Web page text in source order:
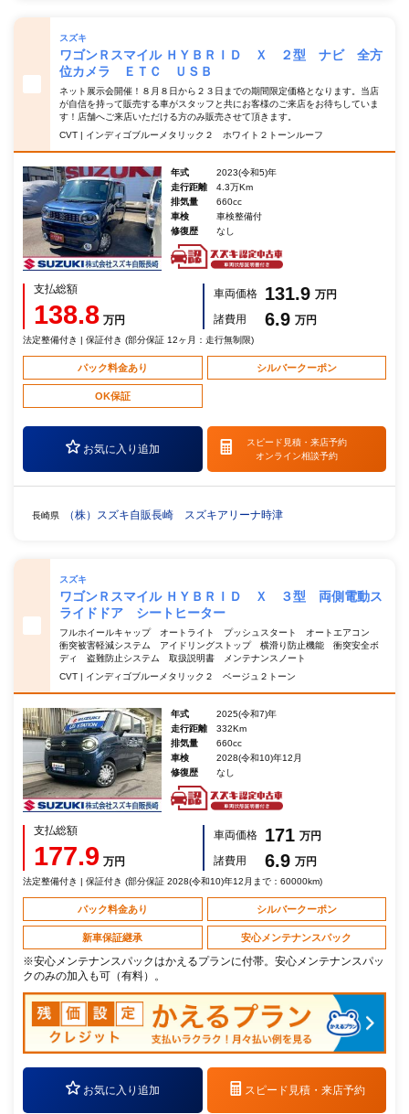
スズキ
ワゴンＲスマイル ＨＹＢＲＩＤ Ｘ ２型 ナビ 全方
位カメラ ＥＴＣ ＵＳＢ
ネット展示会開催！８月８日から２３日までの期間限定価格となります。当店
が自信を持って販売する車がスタッフと共にお客様のご来店をお待ちしていま
す！店舗へご来店いただける方のみ販売させて頂きます。
CVT | インディゴブルーメタリック２ ホワイト２トーンルーフ
年式
2023(令和5)年
走行距離
4.3万Km
排気量
660cc
車検
車検整備付
修復歴
なし
支払総額
138.8 万円
車両価格 131.9 万円
諸費用
6.9 万円
法定整備付き | 保証付き (部分保証 12ヶ月：走行無制限)
パック料金あり シルバークーポン
OK保証
お気に入り追加
スピード見積・ 来店予約
オンライン相談予約
長崎県 （株）スズキ自販長崎 スズキアリーナ時津
スズキ
ワゴンＲスマイル ＨＹＢＲＩＤ Ｘ ３型 両側電動ス
ライドドア シートヒーター
フルホイールキャップ オートライト プッシュスタート オートエアコン
衝突被害軽減システム アイドリングストップ 横滑り防止機能 衝突安全ボ
ディ 盗難防止システム 取扱説明書 メンテナンスノート
CVT | インディゴブルーメタリック２ ベージュ２トーン
年式
2025(令和7)年
走行距離
332Km
排気量
660cc
車検
2028(令和10)年12月
修復歴
なし
支払総額
177.9 万円
車両価格 171 万円
諸費用
6.9 万円
法定整備付き | 保証付き (部分保証 2028(令和10)年12月まで：60000km)
パック料金あり シルバークーポン
新車保証継承 安心メンテナンスパック
※安心メンテナンスパックはかえるプランに付帯。安心メンテナンスパッ
クのみの加入も可（有料）。
お気に入り追加 スピード見積・ 来店予約